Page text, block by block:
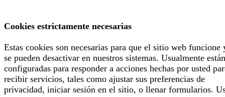
Cookies estrictamente necesarias
Estas cookies son necesarias para que el sitio web funcione
se pueden desactivar en nuestros sistemas. Usualmente están
configuradas para responder a acciones hechas por usted
recibir servicios, tales como ajustar sus preferencias de
privacidad, iniciar sesión en el sitio, o llenar formularios.